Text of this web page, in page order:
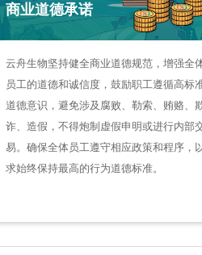
商业道德承诺
云舟生物坚持健全商业道德规范，增强全
员工的道德和诚信度，鼓励职工遵循高标
道德意识，避免涉及腐败、勒索、贿赂、
诈、造假，不得炮制虚假申明或进行内部
易。确保全体员工遵守相应政策和程序，
求始终保持最高的行为道德标准。